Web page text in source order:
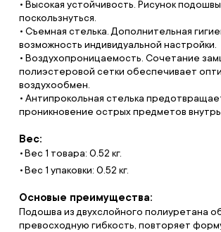
• Высокая устойчивость. Рисунок
поскользнуться.
• Съемная стелька. Дополнительная
возможность индивидуальной настройки.
• Воздухопроницаемость. Сочетание
полиэстеровой сетки обеспечивает
воздухообмен.
• Антипрокольная стелька
проникновение острых предметов внутрь
Вес:
Вес 1 товара: 0.52 кг.
Вес 1 упаковки: 0.52 кг.
Основые преимущества:
Подошва из двухслойного полиуретана
превосходную гибкость, повторяет